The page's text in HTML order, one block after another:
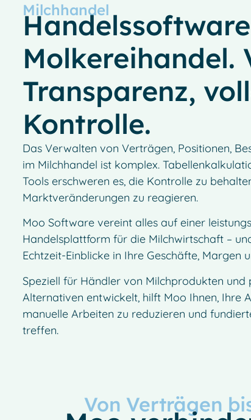
Milchhandel
Molkereihandel.
Transparenz,
Kontrolle.
Das Verwalten von Verträgen, Positionen,
im Milchhandel ist komplex.
Tools erschweren es, die Kontrolle zu
Marktveränderungen zu reagieren.
Moo Software vereint alles auf einer
Handelsplattform für die Milchwirtschaft –
Echtzeit-Einblicke in Ihre Geschäfte, Margen
Speziell für Händler von Milchprodukten und
Alternativen entwickelt, hilft Moo Ihnen, Ihre
manuelle Arbeiten zu reduzieren und
treffen.
Von Verträgen